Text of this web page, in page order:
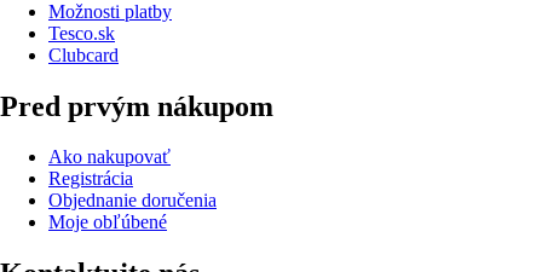
Možnosti platby
Tesco.sk
Clubcard
Pred prvým nákupom
Ako nakupovať
Registrácia
Objednanie doručenia
Moje obľúbené